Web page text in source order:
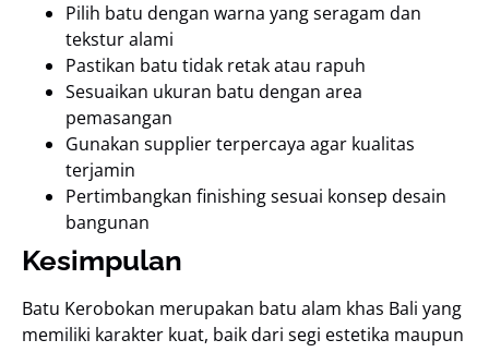
Pilih batu dengan warna yang seragam dan
tekstur alami
Pastikan batu tidak retak atau rapuh
Sesuaikan ukuran batu dengan area
pemasangan
Gunakan supplier terpercaya agar kualitas
terjamin
Pertimbangkan finishing sesuai konsep desain
bangunan
Kesimpulan
Batu Kerobokan merupakan batu alam khas Bali yang
memiliki karakter kuat, baik dari segi estetika maupun